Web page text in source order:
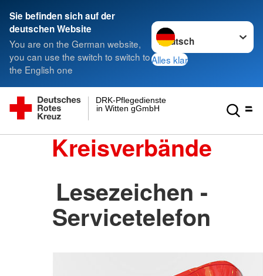
Sie befinden sich auf der
deutschen Website
You are on the German website,
you can use the switch to switch to
the English one
Sprache wechseln zu
Alles klar
in Witten gGmbH
DRK-Pflegedienste
Kreisverbände
Lesezeichen -
Servicetelefon